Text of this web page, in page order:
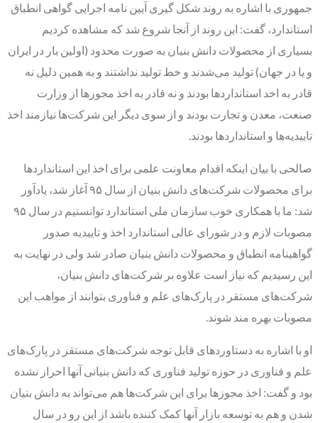
جمهوری با اشاره به روند شکل گیری آیین نامه اجرایی گواهی انطباق
استاندارد، گفت: این روند از آنجا شروع شد که مشاهده کردیم
بسیاری از محصولات دانش بنیان به صورت محدود (اولین بار در ایران
و یا در جهان) تولید می‌شدند و خط تولید نداشتند و به همین دلیل نه
قادر به اخد استانداردها بودند و نه قادر به اخذ مجوزها از وزارت
صنعت، معدن و تجارت بودند و از سوی دیگر این شرکت‌ها نیازمند اخذ
تاییدیه‌ها و استانداردها بودند.
صالحی با بیان اینکه اقدام معاونت علمی برای اخذ این استانداردها
برای محصولات شرکت‌های دانش بنیان از سال ۹۵ آغاز شد، یادآور
شد: ما با همکاری خوب سازمان ملی استاندارد توانستیم در سال ۹۵
مصوبات لازم و در شورای عالی استاندارد اخذ و تاییدیه صدور
گواهینامه انطباق و محصولات دانش بنیان صادر شد ولی در نهایت به
این رسیدیم که نیاز است علاوه بر شرکت‌های دانش بنیان،
شرکت‌های مستقر در پارک‌های علم و فناوری بتوانند از مواهب این
مصوبات بهره مند شوند.
او با اشاره به دستاوردهای قابل توجه شرکت‌های مستقر در پارک‌های
علم و فناوری در حوزه تولید فناوری که دانش بنیانی آنها احراز نشده
بود و گفت: اخذ مجوزها برای این شرکت‌ها هم می‌تواند به دانش بنیان
شدن و هم به توسعه بازار آنها کمک کننده باشد از این رو در سال